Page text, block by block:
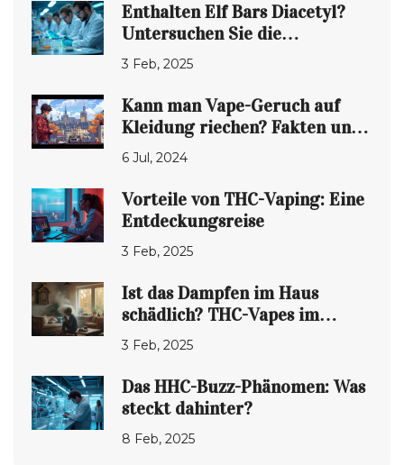
Enthalten Elf Bars Diacetyl?
Untersuchen Sie die
Inhaltsstoffe von THC-E-
Zigaretten
3 Feb, 2025
Kann man Vape-Geruch auf
Kleidung riechen? Fakten und
Tipps
6 Jul, 2024
Vorteile von THC-Vaping: Eine
Entdeckungsreise
3 Feb, 2025
Ist das Dampfen im Haus
schädlich? THC-Vapes im
Blickpunkt
3 Feb, 2025
Das HHC-Buzz-Phänomen: Was
steckt dahinter?
8 Feb, 2025